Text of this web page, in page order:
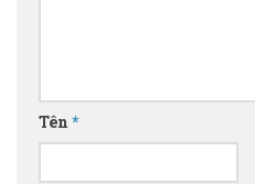
Tên *